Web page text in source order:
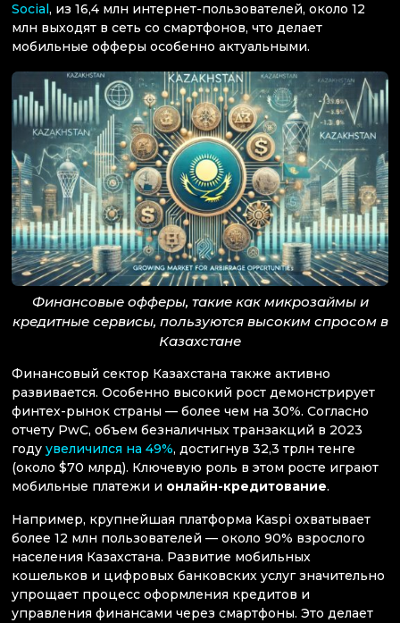
Social , из 16,4 млн интернет-пользователей, около 12
млн выходят в сеть со смартфонов, что делает
мобильные офферы особенно актуальными.
Финансовые офферы, такие как микрозаймы и
кредитные сервисы, пользуются высоким спросом в
Казахстане
Финансовый сектор Казахстана также активно
развивается. Особенно высокий рост демонстрирует
финтех-рынок страны — более чем на 30%. Согласно
отчету PwC, объем безналичных транзакций в 2023
году увеличился на 49%, достигнув 32,3 трлн тенге
(около $70 млрд). Ключевую роль в этом росте играют
мобильные платежи и онлайн-кредитование.
Например, крупнейшая платформа Kaspi охватывает
более 12 млн пользователей — около 90% взрослого
населения Казахстана. Развитие мобильных
кошельков и цифровых банковских услуг значительно
упрощает процесс оформления кредитов и
управления финансами через смартфоны. Это делает